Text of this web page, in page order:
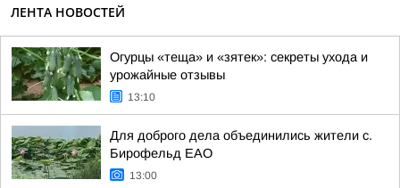
ЛЕНТА НОВОСТЕЙ
Огурцы «теща» и «зятек»: секреты ухода и
урожайные отзывы
13:10
Для доброго дела объединились жители с.
Бирофельд ЕАО
13:00